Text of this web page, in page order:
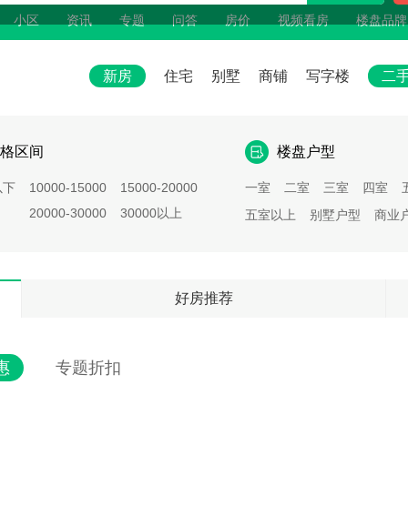
小区 资讯 专题 问答 房价 视频看房 楼盘品牌
新房 住宅 别墅 商铺 写字楼 二
区间
下 10000-15000
15000-20000
20000-30000
30000以上
楼盘户型
一室 二室 三室 四室
五室以上
别墅户型 商业
好房推荐
专题折扣